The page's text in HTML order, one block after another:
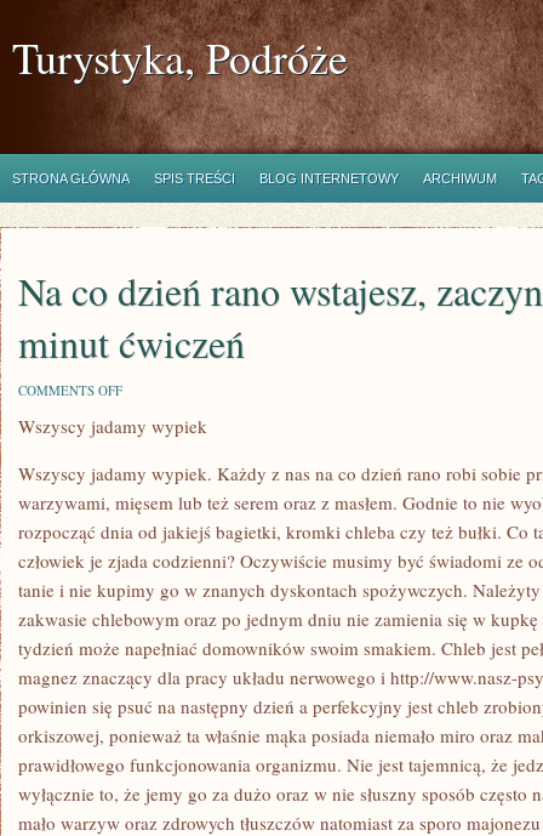
Turystyka, Podróże
STRONA GŁÓWNA SPIS TREŚCI BLOG INTERNETOWY ARCHIWUM
Na co dzień rano wstajesz,
minut ćwiczeń
COMMENTS OFFON
CO
DZIEŃ
WSTAJESZ,
ZACZYNASZ
OD
KILKU
MINUT
ĆWICZEŃ
Wszyscy jadamy wypiek
Wszyscy jadamy wypiek. Każdy z nas na co dzień rano robi sobie
warzywami, mięsem lub też serem oraz z masłem. Godnie to nie
rozpocząć dnia od jakiejś bagietki, kromki chleba czy też bułki. Co
człowiek je zjada codzienni? Oczywiście musimy być świadomi ze
tanie i nie kupimy go w znanych dyskontach spożywczych.
zakwasie chlebowym oraz po jednym dniu nie zamienia się w
tydzień może napełniać domowników swoim smakiem. Chleb jest
magnez znaczący dla pracy układu nerwowego i http://www.nasz-
powinien się psuć na następny dzień a perfekcyjny jest chleb
orkiszowej, ponieważ ta właśnie mąka posiada niemało miro oraz
prawidłowego funkcjonowania organizmu. Nie jest tajemnicą, że
wyłącznie to, że jemy go za dużo oraz w nie słuszny sposób często
mało warzyw oraz zdrowych tłuszczów natomiast za sporo